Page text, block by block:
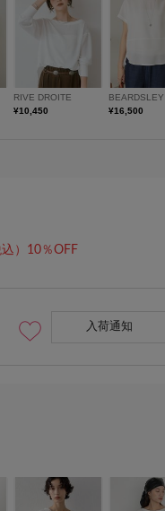
込）10％OFF
入荷通知